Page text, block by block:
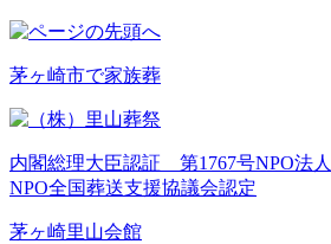
茅ヶ崎市で家族葬
内閣総理大臣認証 第1767号NPO法人
NPO全国葬送支援協議会認定
茅ヶ崎里山会館